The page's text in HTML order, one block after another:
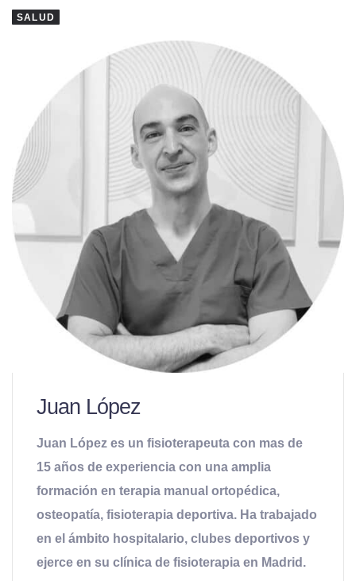
SALUD
Juan López
Juan López es un fisioterapeuta con mas de
15 años de experiencia con una amplia
formación en terapia manual ortopédica,
osteopatía, fisioterapia deportiva. Ha trabajado
en el ámbito hospitalario, clubes deportivos y
ejerce en su clínica de fisioterapia en Madrid.